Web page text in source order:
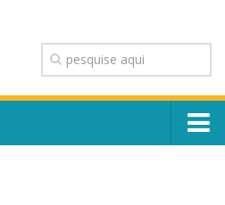
TRANSPARÊNCIA
OUVIDORIA
CONTATO